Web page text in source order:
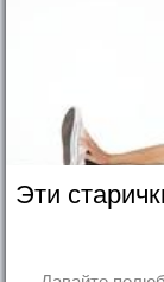
Эти